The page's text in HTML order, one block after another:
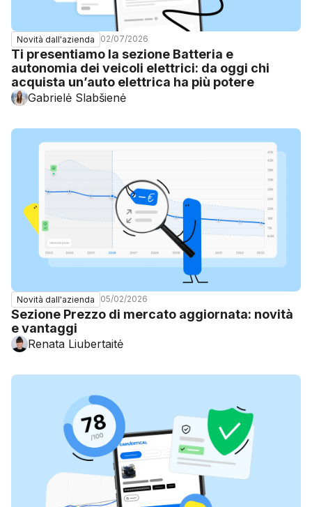
Novità dall'azienda 02/07/2026
Ti presentiamo la sezione Batteria e
autonomia dei veicoli elettrici: da oggi chi
acquista un’auto elettrica ha più potere
Gabrielė Slabšienė
Novità dall'azienda 05/02/2026
Sezione Prezzo di mercato aggiornata: novità
e vantaggi
Renata Liubertaitė